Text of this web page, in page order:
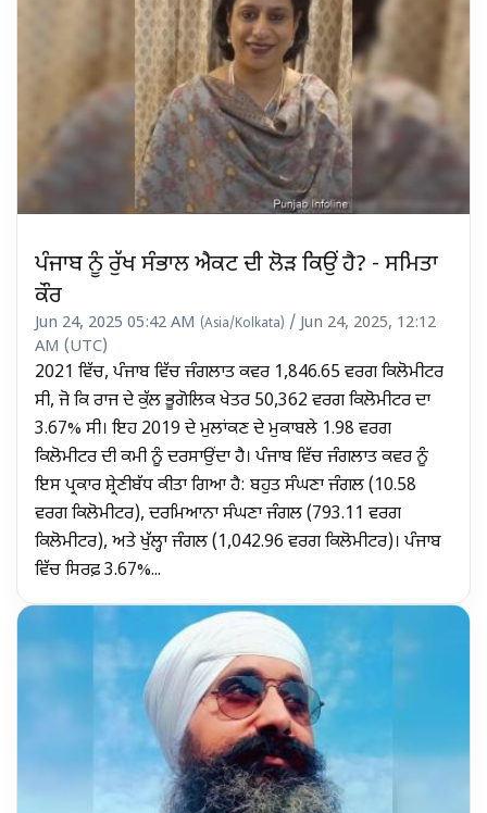
ਪੰਜਾਬ ਨੂੰ ਰੁੱਖ ਸੰਭਾਲ ਐਕਟ ਦੀ ਲੋੜ ਕਿਉਂ ਹੈ? - ਸਮਿਤਾ
ਕੌਰ
Jun 24, 2025 05:42 AM (Asia/Kolkata) / Jun 24, 2025, 12:12
AM (UTC)
2021 ਵਿੱਚ, ਪੰਜਾਬ ਵਿੱਚ ਜੰਗਲਾਤ ਕਵਰ 1,846.65 ਵਰਗ ਕਿਲੋਮੀਟਰ
ਸੀ, ਜੋ ਕਿ ਰਾਜ ਦੇ ਕੁੱਲ ਭੂਗੋਲਿਕ ਖੇਤਰ 50,362 ਵਰਗ ਕਿਲੋਮੀਟਰ ਦਾ
3.67% ਸੀ। ਇਹ 2019 ਦੇ ਮੁਲਾਂਕਣ ਦੇ ਮੁਕਾਬਲੇ 1.98 ਵਰਗ
ਕਿਲੋਮੀਟਰ ਦੀ ਕਮੀ ਨੂੰ ਦਰਸਾਉਂਦਾ ਹੈ। ਪੰਜਾਬ ਵਿੱਚ ਜੰਗਲਾਤ ਕਵਰ ਨੂੰ
ਇਸ ਪ੍ਰਕਾਰ ਸ਼੍ਰੇਣੀਬੱਧ ਕੀਤਾ ਗਿਆ ਹੈ: ਬਹੁਤ ਸੰਘਣਾ ਜੰਗਲ (10.58
ਵਰਗ ਕਿਲੋਮੀਟਰ), ਦਰਮਿਆਨਾ ਸੰਘਣਾ ਜੰਗਲ (793.11 ਵਰਗ
ਕਿਲੋਮੀਟਰ), ਅਤੇ ਖੁੱਲ੍ਹਾ ਜੰਗਲ (1,042.96 ਵਰਗ ਕਿਲੋਮੀਟਰ)। ਪੰਜਾਬ
ਵਿੱਚ ਸਿਰਫ਼ 3.67%...